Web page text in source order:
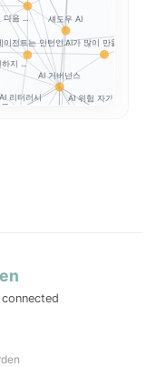
AI 거버넌스
AI 리터러시 AI 위험 자가진단
섀도우 AI
...
AI가 많이 만들수록,...
다음 ...
지 ...
이전트는 인턴인...